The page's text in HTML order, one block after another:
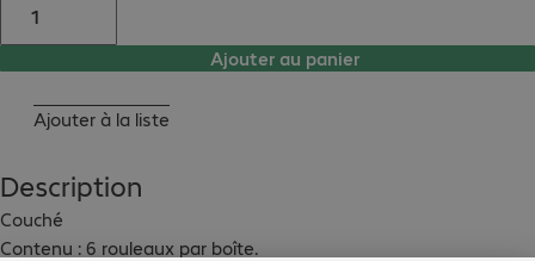
Ajouter au panier
Ajouter à la liste
Description
Couché
Contenu : 6 rouleaux par boîte.